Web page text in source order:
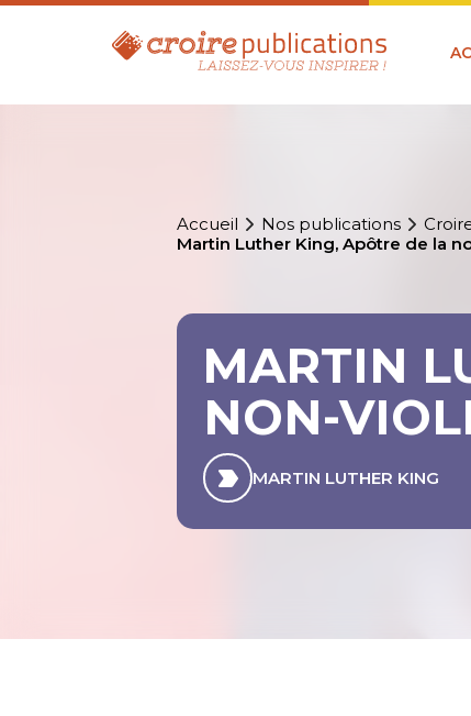
Accueil Nos publications
Martin Luther King, Apôtre de la
MARTIN
NON-
MARTIN LUTHER KING